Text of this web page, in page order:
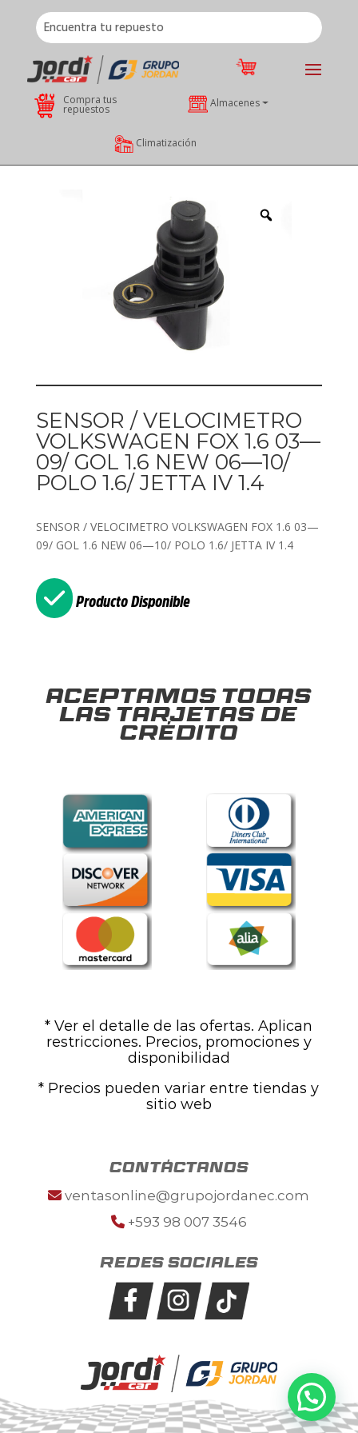
Compra tus
repuestos Almacenes
Climatización
SENSOR / VELOCIMETRO
VOLKSWAGEN FOX 1.6 03—
09/ GOL 1.6 NEW 06—10/
POLO 1.6/ JETTA IV 1.4
SENSOR / VELOCIMETRO VOLKSWAGEN FOX 1.6 03—
09/ GOL 1.6 NEW 06—10/ POLO 1.6/ JETTA IV 1.4
Producto Disponible
Aceptamos todas
las tarjetas de
crédito
* Ver el detalle de las ofertas. Aplican
restricciones. Precios, promociones y
disponibilidad
* Precios pueden variar entre tiendas y
sitio web
contáctanos
ventasonline@grupojordanec.com
+593 98 007 3546
Redes sociales